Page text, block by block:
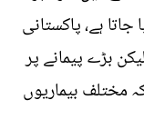
جاتا ہے، پاکستانی
بڑے پیمانے پر
مختلف بیماریوں